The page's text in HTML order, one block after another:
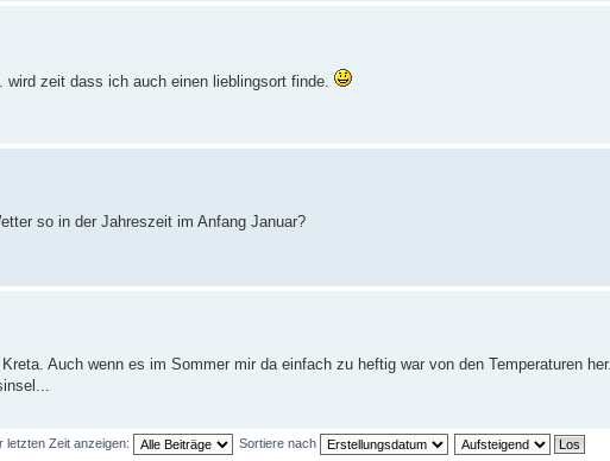
zeit dass ich auch einen lieblingsort finde.
so in der Jahreszeit im Anfang Januar?
Auch wenn es im Sommer mir da einfach zu heftig war von den Temperaturen her.
letzten Zeit anzeigen: Sortiere nach